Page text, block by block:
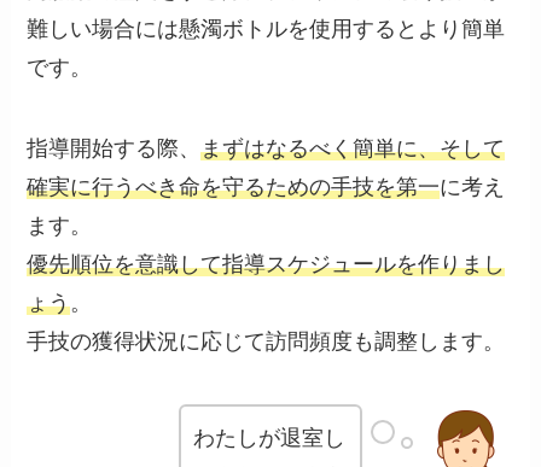
難しい場合には懸濁ボトルを使用するとより簡単
です。
指導開始する際、まずはなるべく簡単に、そして
確実に行うべき命を守るための手技を第一に考え
ます。
優先順位を意識して指導スケジュールを作りまし
ょう。
手技の獲得状況に応じて訪問頻度も調整します。
わたしが退室し